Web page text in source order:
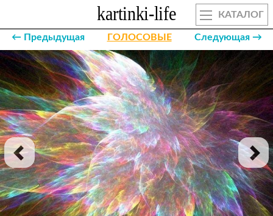
КАТАЛОГ
← Предыдущая ГОЛОСОВЫЕ Следующая →